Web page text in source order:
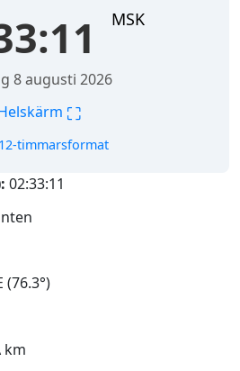
MSK
8 augusti 2026
⛶
timmarsformat
02:33:12
(76.3°)
km